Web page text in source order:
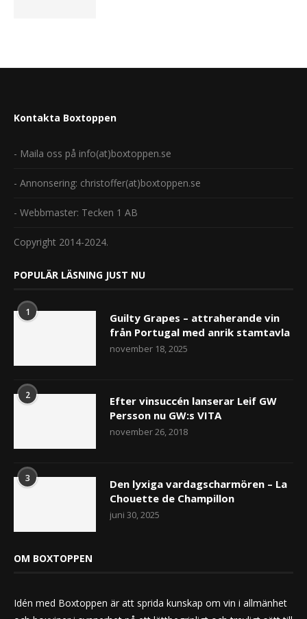
Ett nytt rosé som heter OVE
Casal Garcia Fruitzy Strawberry
Kontakta Boxtoppen
- Maila oss på info(at)boxtoppen.se
- Annonsering: christoffer(at)boxtoppen.se
- Webbmaster: Tecken 1 AB
Copyright 2014-2024.
POPULÄR LÄSNING JUST NU
1
Guilty Grapes – attraherande vin
från Portugal med anrik stamtavla
november 18, 2025
2
Efter vinsuccén lanserar Leif GW
Persson nu GW:s VITA
november 26, 2018
3
Den lyxiga vardagscharmören – La
Chouette de Champillon
juni 30, 2025
OM BOXTOPPEN
Idén med Boxtoppen är att sprida kunskap om vin i allmänhet